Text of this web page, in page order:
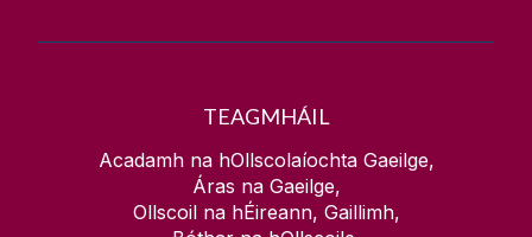
TEAGMHÁIL
Acadamh na hOllscolaíochta Gaeilge,
Áras na Gaeilge,
Ollscoil na hÉireann, Gaillimh,